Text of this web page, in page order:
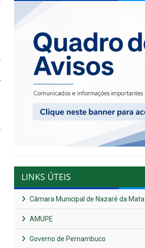
LINKS ÚTEIS
Câmara Municipal de Nazaré da Mata
AMUPE
Governo de Pernambuco